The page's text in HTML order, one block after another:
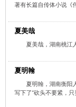
著有长篇自传体小说《
夏美哉
夏美哉，湖南桃江
夏明翰
夏明翰，湖南衡阳
写下了“砍头不要紧，